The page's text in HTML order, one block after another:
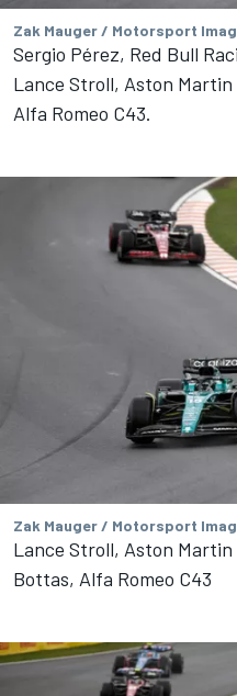
Zak Mauger / Motorsport
Sergio Pérez, Red Bull
Lance Stroll, Aston
Alfa Romeo C43.
Zak Mauger / Motorsport
Lance Stroll, Aston
Bottas, Alfa Romeo C43